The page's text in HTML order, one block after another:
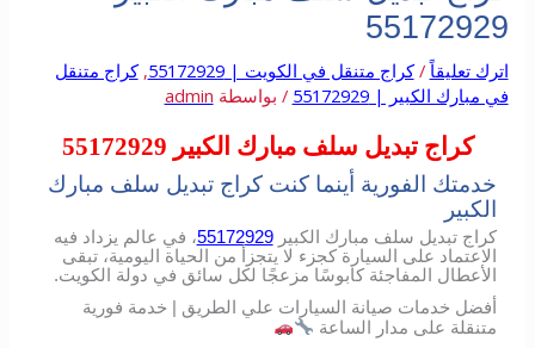
55172929
اترك تعليقاً /كراج متنقل في الكويت | 55172929 ,كراج متنقل
في مبارك الكبير | 55172929
/ بواسطة admin
كراج تبديل سلف مبارك الكبير 55172929
خدمتك الفورية أينما كنت كراج تبديل سلف مبارك
الكبير
كراج تبديل سلف مبارك الكبير55172929، في عالم يزداد فيه
الاعتماد على السيارة كجزء لا يتجزأ من الحياة اليومية، تبقى
الأعطال المفاجئة كابوسًا مزعجًا لكل سائق في دولة الكويت.
أفضل خدمات صيانة السيارات علي الطريق | خدمة فورية
متنقلة على مدار الساعة